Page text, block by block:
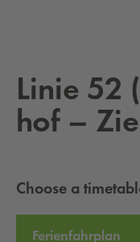
Linie
hof –
Choose a
Ferienfahrplan